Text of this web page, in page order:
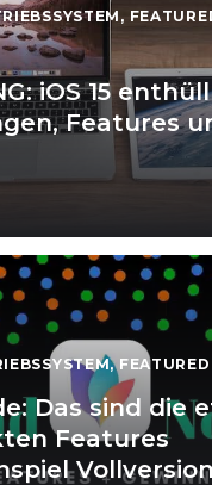
,
iOS 15
Features
, FEATURED
Das sind die
Features